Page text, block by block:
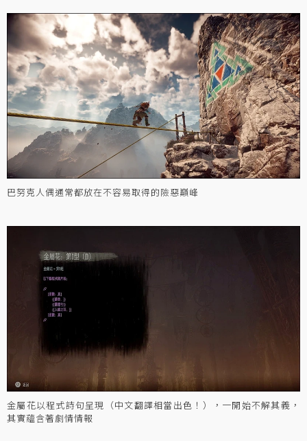
巴努克人偶通常都放在不容易取得的險惡巔峰
金屬花以程式詩句呈現（中文翻譯相當出色！），一開始不解其義，
其實蘊含著劇情情報